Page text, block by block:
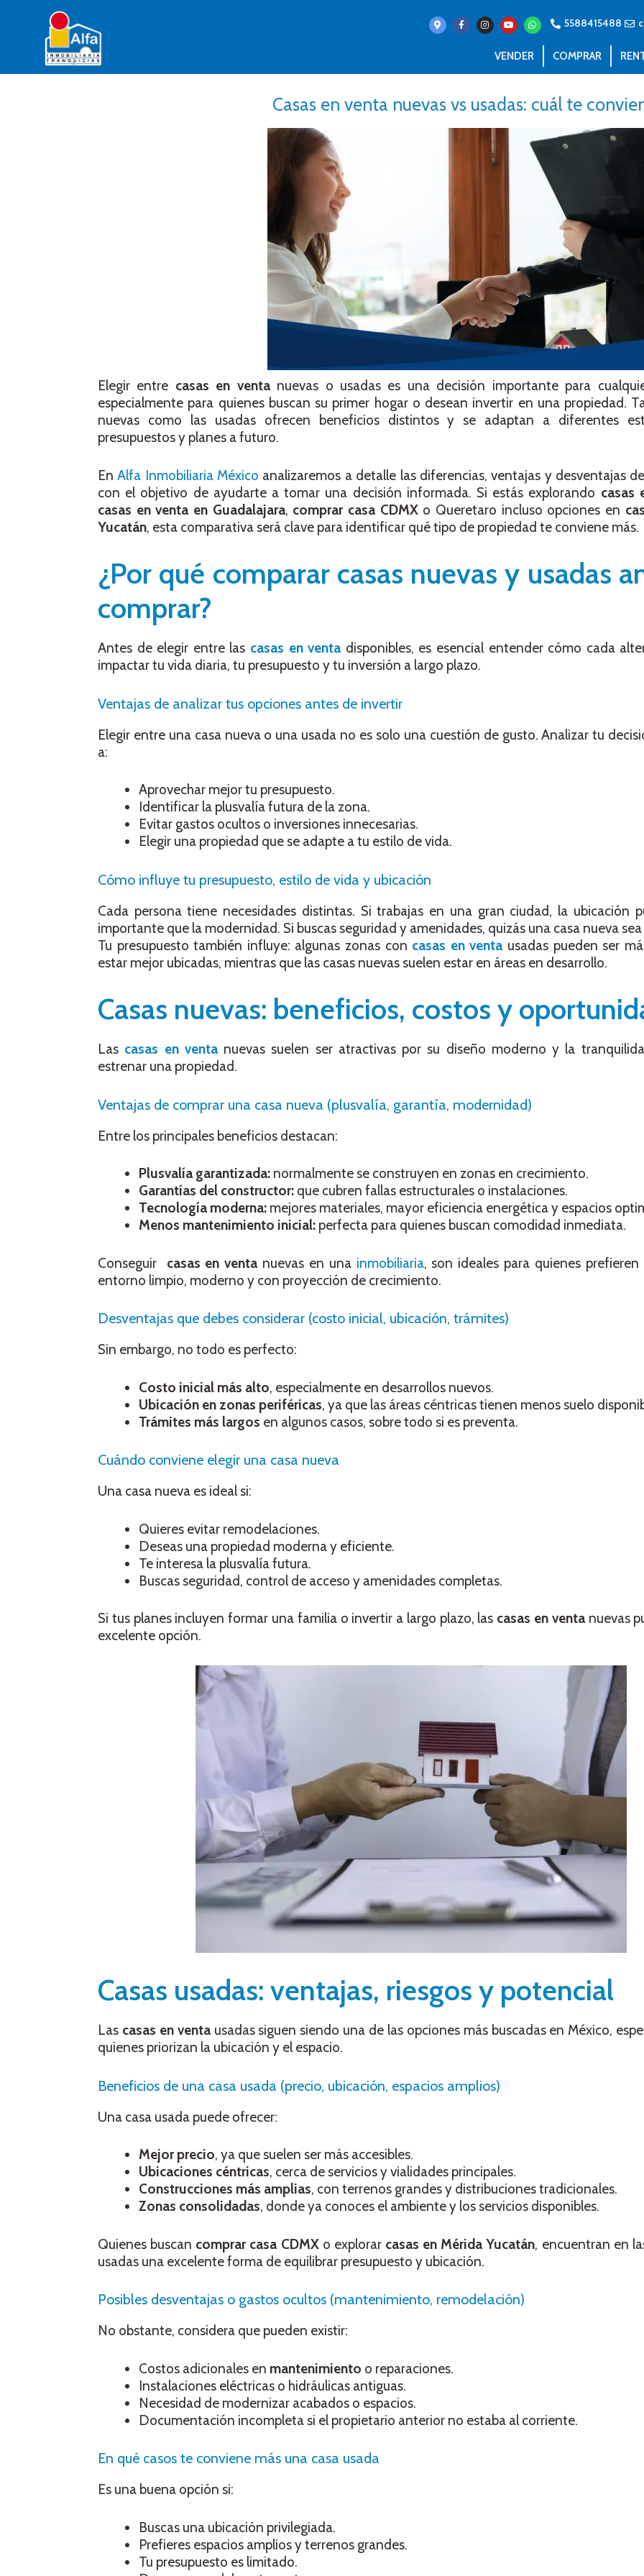
5588415488
VENDER COMPRAR
Casas en venta nuevas vs usadas: cuál te
Elegir entre casas en ventanuevas o usadas es una decisión importante para
especialmente para quienes buscan su primer hogar o desean invertir en una propiedad.
nuevas como las usadas ofrecen beneficios distintos y se adaptan a diferentes
presupuestos y planes a futuro.
En Alfa Inmobiliaria México analizaremos a detalle las diferencias, ventajas y desventajas
con el objetivo de ayudarte a tomar una decisión informada. Si estás explorando casas
casas en venta en Guadalajara, comprar casa CDMXo Queretaro incluso opciones en
Yucatán, esta comparativa será clave para identificar qué tipo de propiedad te conviene más.
¿Por qué comparar casas nuevas y usadas
comprar?
Antes de elegir entre las casas en venta disponibles, es esencial entender cómo cada
impactar tu vida diaria, tu presupuesto y tu inversión a largo plazo.
Ventajas de analizar tus opciones antes de invertir
Elegir entre una casa nueva o una usada no es solo una cuestión de gusto. Analizar tu
a:
Aprovechar mejor tu presupuesto.
Identificar la plusvalía futura de la zona.
Evitar gastos ocultos o inversiones innecesarias.
Elegir una propiedad que se adapte a tu estilo de vida.
Cómo influye tu presupuesto, estilo de vida y ubicación
Cada persona tiene necesidades distintas. Si trabajas en una gran ciudad, la ubicación
importante que la modernidad. Si buscas seguridad y amenidades, quizás una casa nueva
Tu presupuesto también influye: algunas zonas con casas en venta usadas pueden ser
estar mejor ubicadas, mientras que las casas nuevas suelen estar en áreas en desarrollo.
Casas nuevas: beneficios, costos y
Las casas en ventanuevas suelen ser atractivas por su diseño moderno y la
estrenar una propiedad.
Ventajas de comprar una casa nueva (plusvalía, garantía, modernidad)
Entre los principales beneficios destacan:
Plusvalía garantizada: normalmente se construyen en zonas en crecimiento.
Garantías del constructor: que cubren fallas estructurales o instalaciones.
Tecnología moderna: mejores materiales, mayor eficiencia energética y espacios
Menos mantenimiento inicial: perfecta para quienes buscan comodidad inmediata.
Conseguir casas en venta nuevas en unainmobiliaria, son ideales para quienes
entorno limpio, moderno y con proyección de crecimiento.
Desventajas que debes considerar (costo inicial, ubicación, trámites)
Sin embargo, no todo es perfecto:
Costo inicial más alto, especialmente en desarrollos nuevos.
Ubicación en zonas periféricas, ya que las áreas céntricas tienen menos suelo
Trámites más largos en algunos casos, sobre todo si es preventa.
Cuándo conviene elegir una casa nueva
Una casa nueva es ideal si:
Quieres evitar remodelaciones.
Deseas una propiedad moderna y eficiente.
Te interesa la plusvalía futura.
Buscas seguridad, control de acceso y amenidades completas.
Si tus planes incluyen formar una familia o invertir a largo plazo, las casas en ventanuevas
excelente opción.
Casas usadas: ventajas, riesgos y potencial
Las casas en ventausadas siguen siendo una de las opciones más buscadas en México,
quienes priorizan la ubicación y el espacio.
Beneficios de una casa usada (precio, ubicación, espacios amplios)
Una casa usada puede ofrecer:
Mejor precio, ya que suelen ser más accesibles.
Ubicaciones céntricas, cerca de servicios y vialidades principales.
Construcciones más amplias, con terrenos grandes y distribuciones tradicionales.
Zonas consolidadas, donde ya conoces el ambiente y los servicios disponibles.
Quienes buscan comprar casa CDMXo explorar casas en Mérida Yucatán, encuentran en
usadas una excelente forma de equilibrar presupuesto y ubicación.
Posibles desventajas o gastos ocultos (mantenimiento, remodelación)
No obstante, considera que pueden existir:
Costos adicionales en mantenimiento o reparaciones.
Instalaciones eléctricas o hidráulicas antiguas.
Necesidad de modernizar acabados o espacios.
Documentación incompleta si el propietario anterior no estaba al corriente.
En qué casos te conviene más una casa usada
Es una buena opción si:
Buscas una ubicación privilegiada.
Prefieres espacios amplios y terrenos grandes.
Tu presupuesto es limitado.